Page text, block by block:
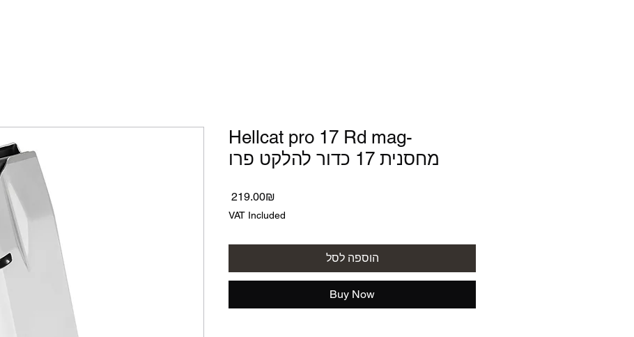
Hellcat pro 17 Rd mag-
מחסנית 17 כדור להלקט פרו
‏219.00 ‏₪
VAT Included
הוספה לסל
Buy Now